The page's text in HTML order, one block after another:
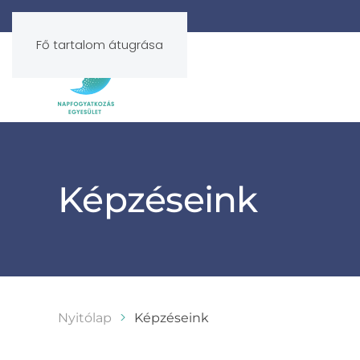
Fő tartalom átugrása
Képzéseink
Nyitólap Képzéseink